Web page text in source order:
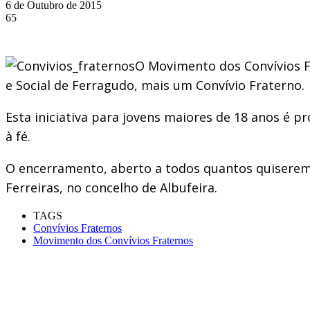
6 de Outubro de 2015
65
O Movimento dos Convívios
e Social de Ferragudo, mais um Convívio Fraterno.
Esta iniciativa para jovens maiores de 18 anos é
à fé.
O encerramento, aberto a todos quantos
Ferreiras, no concelho de Albufeira.
TAGS
Convívios Fraternos
Movimento dos Convívios Fraternos